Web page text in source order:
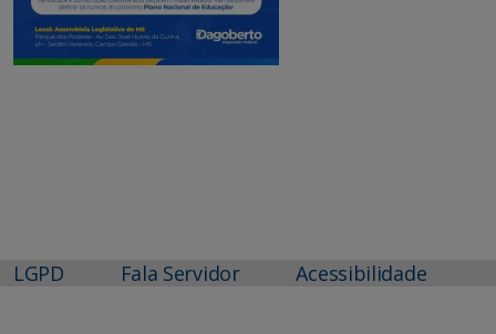
LGPD Fala Servidor Acessibilidade